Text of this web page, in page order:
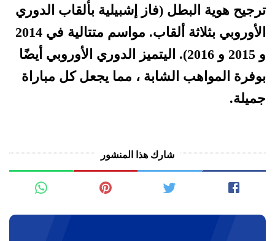
ترجيح هوية البطل (فاز إشبيلية بألقاب الدوري
الأوروبي بثلاثة ألقاب. مواسم متتالية في 2014
و 2015 و 2016). اليتميز الدوري الأوروبي أيضًا
بوفرة المواهب الشابة ، مما يجعل كل مباراة
جميلة.
شارك هذا المنشور